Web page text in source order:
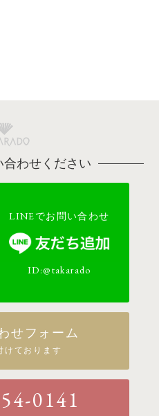
わせください
LINEでお問い合わせ
ID:@takarado
せフォーム
けております
0141